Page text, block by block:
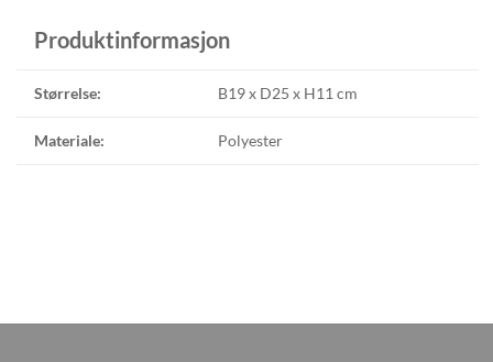
Produktinformasjon
Størrelse: B19 x D25 x H11 cm
Materiale: Polyester